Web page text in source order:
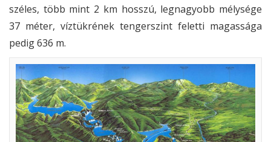
széles, több mint 2 km hosszú, legnagyobb mélysége
37 méter, víztükrének tengerszint feletti magassága
pedig 636 m.